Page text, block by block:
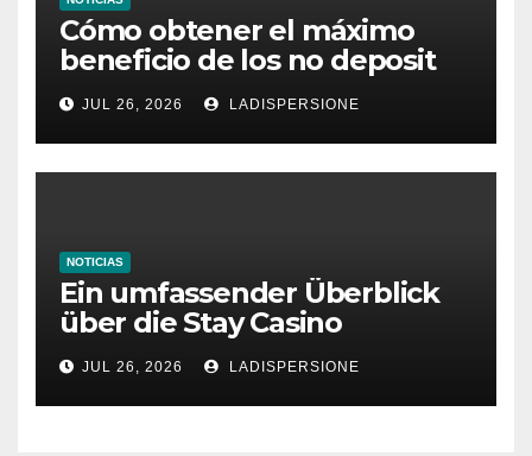
Cómo obtener el máximo
beneficio de los no deposit
bonus codes de roby casino
JUL 26, 2026 LADISPERSIONE
NOTICIAS
Ein umfassender Überblick
über die Stay Casino
Bonusbedingungen
JUL 26, 2026 LADISPERSIONE